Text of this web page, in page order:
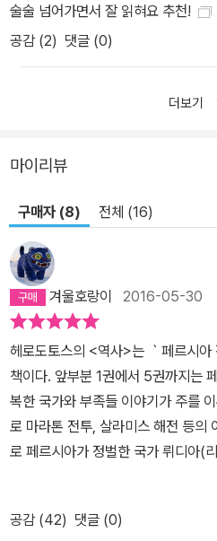
입장에서 자신의 활동을 추구하고,
극복하고자 하는 인간의 모습을 보
가하는 중요한 시발점이 되었고, 그
로도토스는 기원전 5~6세기 그리
를 발굴할 수 있도록 슐리만을 인도
오리엔트 연구가들에게 서아시아
는 최초의중요한 정보원 역할을 하
사관과 지리학적, 인류학적, 민속학
정보 등은 그 어디서도 구할 수 없는
술술 넘어가면서 잘 읽혀요 추천!
공감 (2) 댓글 (0)
더보기
마이리뷰
구매자 (8) 전체 (16)
겨울호랑이 2016-05-30
헤로도토스의 <역사>는 ｀페르시
책이다. 앞부분 1권에서 5권까지는 페르시아가 대제국이 되기전 정
복한 국가와 부족들 이야기가 주를
로 마라톤 전투, 살라미스 해전 등의
로 페르시아가 정벌한 국가 뤼디아(
나열하여 페르시아가 얼마나 광대한
(그리스)가 이렇게 대단한 대제국을
공감 (42) 댓글 (0)